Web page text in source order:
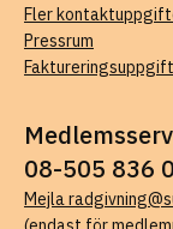
Fler
Pressrum
08-505 836
Mejla